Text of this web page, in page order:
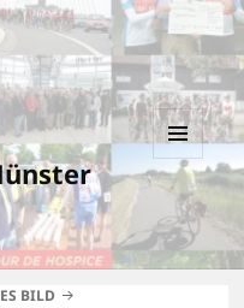
MENÜ
UND
WIDGETS
BILD